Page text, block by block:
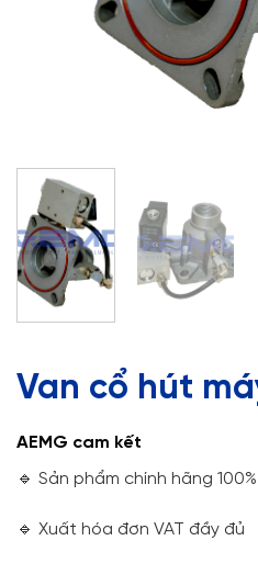
Van cổ hút
AEMG cam kết
🔹 Sản phẩm chính hãng 100%
🔹 Xuất hóa đơn VAT đầy đủ